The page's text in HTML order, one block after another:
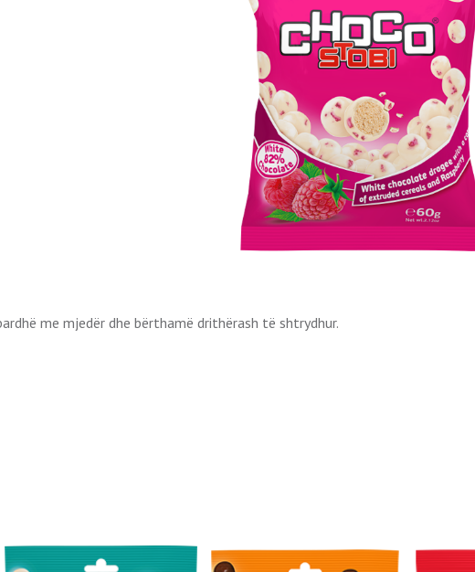
me mjedër dhe bërthamë drithërash të shtrydhur.